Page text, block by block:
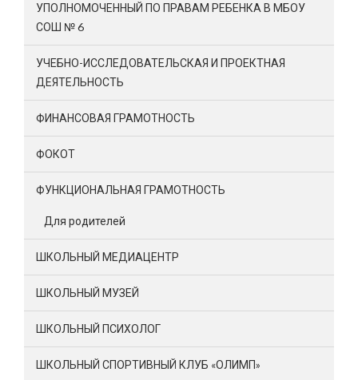
УПОЛНОМОЧЕННЫЙ ПО ПРАВАМ РЕБЕНКА В МБОУ
СОШ № 6
УЧЕБНО-ИССЛЕДОВАТЕЛЬСКАЯ И ПРОЕКТНАЯ
ДЕЯТЕЛЬНОСТЬ
ФИНАНСОВАЯ ГРАМОТНОСТЬ
ФОКОТ
ФУНКЦИОНАЛЬНАЯ ГРАМОТНОСТЬ
Для родителей
ШКОЛЬНЫЙ МЕДИАЦЕНТР
ШКОЛЬНЫЙ МУЗЕЙ
ШКОЛЬНЫЙ ПСИХОЛОГ
ШКОЛЬНЫЙ СПОРТИВНЫЙ КЛУБ «ОЛИМП»